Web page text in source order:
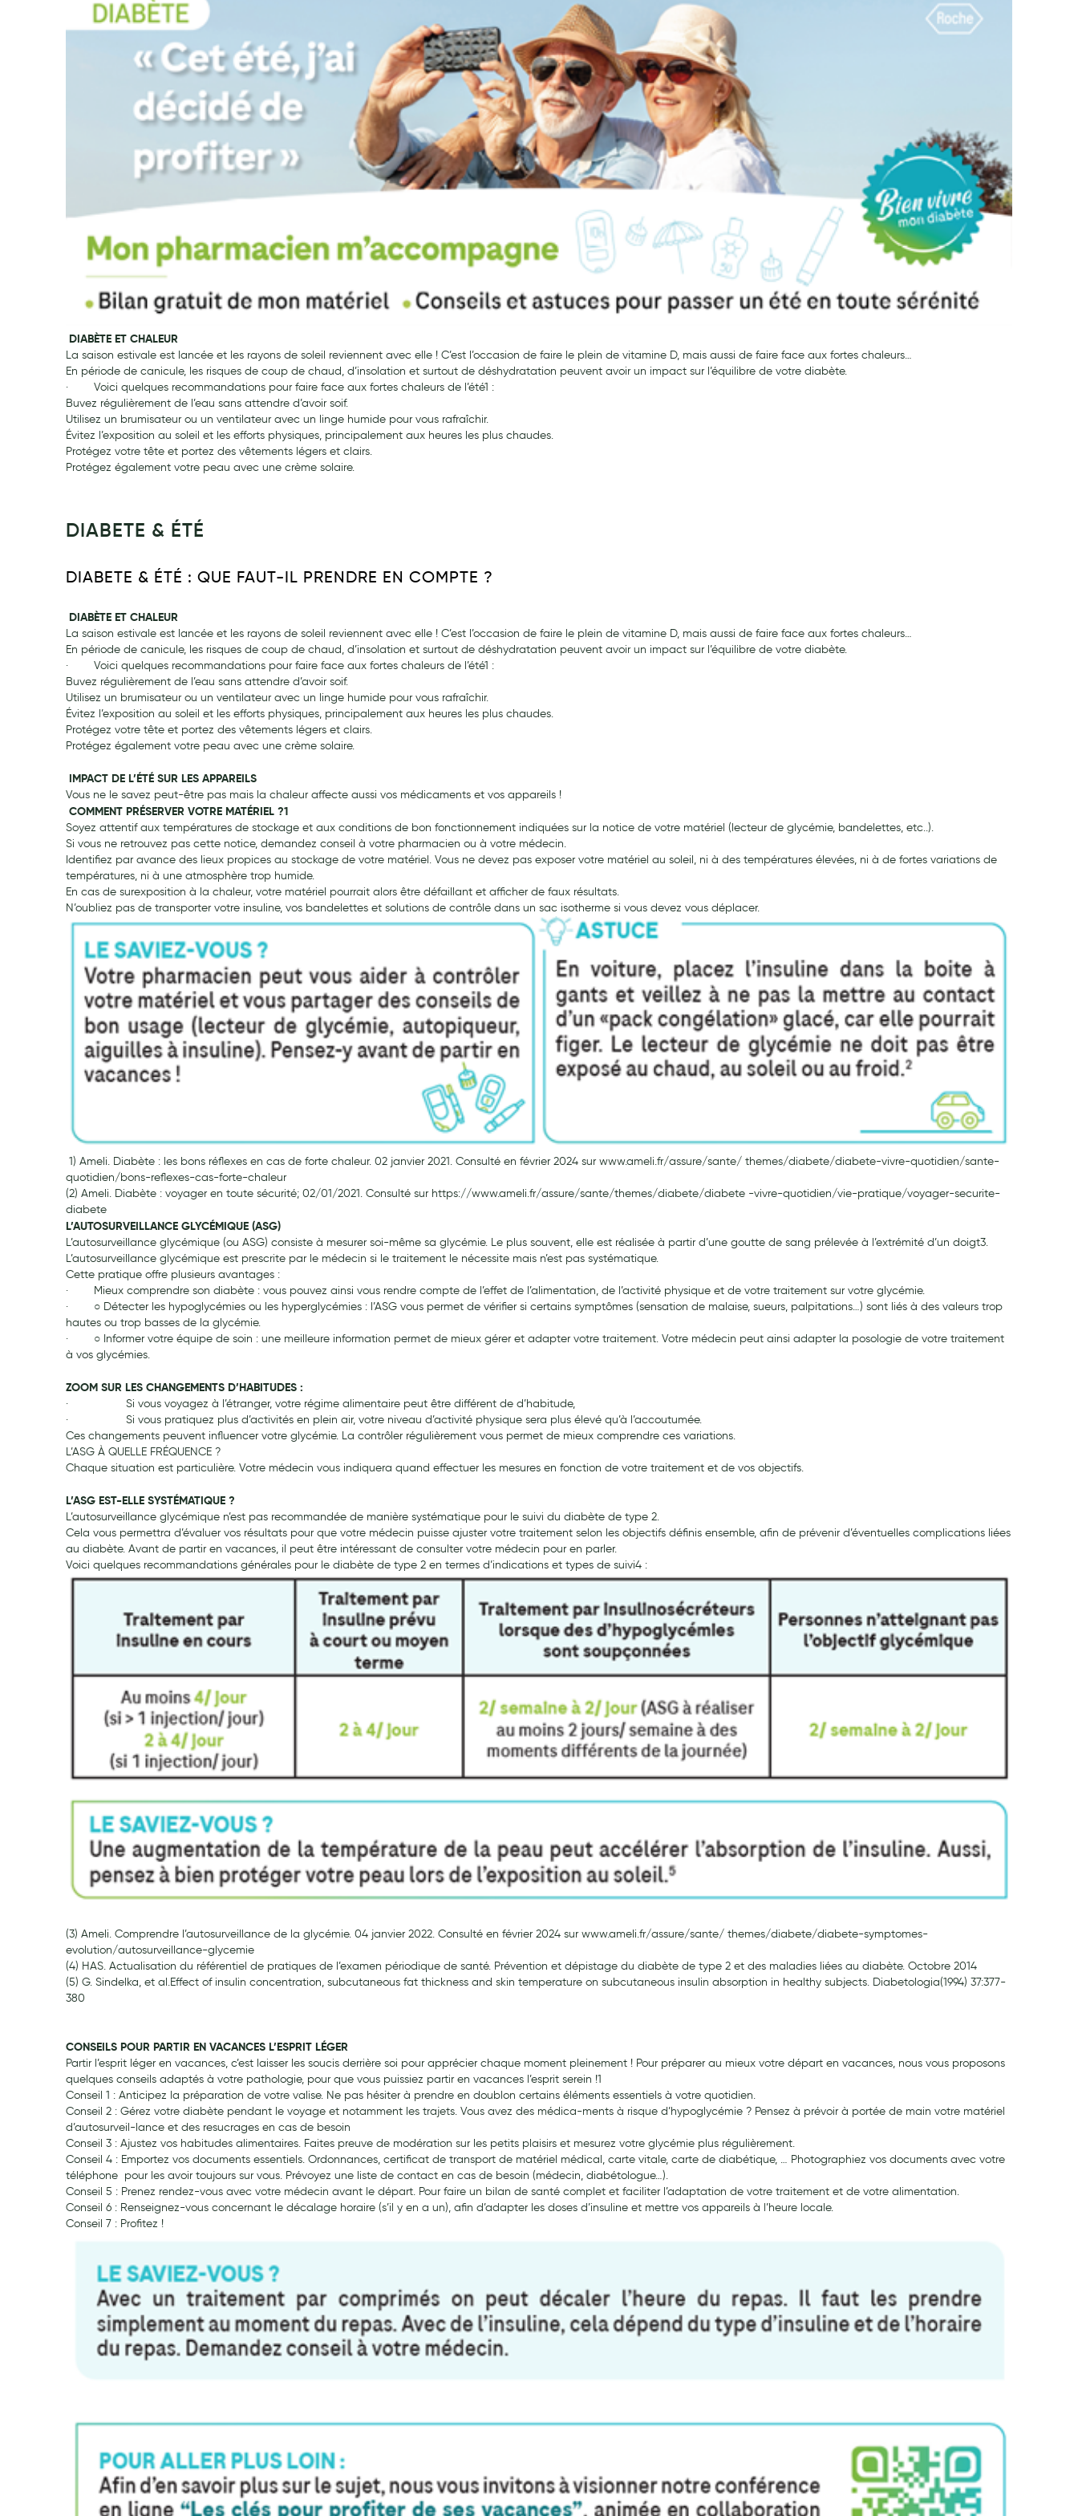
Préservatifs - Gels lubrifiants
Accessoires, coutellerie, brosserie
Parfums et bougies d'ambiance
Biberons et tétines
Toilette du bébé
Accessoires bébé
Soins enfant
Soins maman
Tisanes allaitement et compléments alimentaires
Accessoires maternité
Gammes spécifiques tisanes allaitement et compléments maternité
Phytothérapie
Gemmothérapie
Voies respiratoires
Oligothérapie
Compléments alimentaires
Médicaments et Santé
Premiers soins
Pansements
Antibactériens
Nutrition clinique
Anti-poux
Solaire et moustique
Piqûres insectes
Appareils
Contention veineuse
Contactologie
Accessoires pieds et semelles
Soins ORL
Douleurs articulaires et musculaires
Santé séniors
Incontinence
Ronflement
Autotests
Protections auditives
Lunettes
Piluliers
Matériel medical
Cannes
Chaussures
Prothèses mammaires externes
Médication familiale
Les marques
My Privilege
DIABÈTE ET CHALEUR
La saison estivale est lancée et les rayons de soleil reviennent avec elle ! C’est l’occasion de faire le plein de vitamine D, mais aussi de faire face aux fortes chaleurs…
En période de canicule, les risques de coup de chaud, d’insolation et surtout de déshydratation peuvent avoir un impact sur l’équilibre de votre diabète.
· Voici quelques recommandations pour faire face aux fortes chaleurs de l’été1 :
Buvez régulièrement de l’eau sans attendre d’avoir soif.
Utilisez un brumisateur ou un ventilateur avec un linge humide pour vous rafraîchir.
Évitez l’exposition au soleil et les efforts physiques, principalement aux heures les plus chaudes.
Protégez votre tête et portez des vêtements légers et clairs.
Protégez également votre peau avec une crème solaire.
DIABETE & ÉTÉ
DIABETE & ÉTÉ : QUE FAUT-IL PRENDRE EN COMPTE ?
DIABÈTE ET CHALEUR
La saison estivale est lancée et les rayons de soleil reviennent avec elle ! C’est l’occasion de faire le plein de vitamine D, mais aussi de faire face aux fortes chaleurs…
En période de canicule, les risques de coup de chaud, d’insolation et surtout de déshydratation peuvent avoir un impact sur l’équilibre de votre diabète.
· Voici quelques recommandations pour faire face aux fortes chaleurs de l’été1 :
Buvez régulièrement de l’eau sans attendre d’avoir soif.
Utilisez un brumisateur ou un ventilateur avec un linge humide pour vous rafraîchir.
Évitez l’exposition au soleil et les efforts physiques, principalement aux heures les plus chaudes.
Protégez votre tête et portez des vêtements légers et clairs.
Protégez également votre peau avec une crème solaire.
IMPACT DE L’ÉTÉ SUR LES APPAREILS
Vous ne le savez peut-être pas mais la chaleur affecte aussi vos médicaments et vos appareils !
COMMENT PRÉSERVER VOTRE MATÉRIEL ?1
Soyez attentif aux températures de stockage et aux conditions de bon fonctionnement indiquées sur la notice de votre matériel (lecteur de glycémie, bandelettes, etc..).
Si vous ne retrouvez pas cette notice, demandez conseil à votre pharmacien ou à votre médecin.
Identifiez par avance des lieux propices au stockage de votre matériel. Vous ne devez pas exposer votre matériel au soleil, ni à des températures élevées, ni à de fortes variations de
températures, ni à une atmosphère trop humide.
En cas de surexposition à la chaleur, votre matériel pourrait alors être défaillant et afficher de faux résultats.
N’oubliez pas de transporter votre insuline, vos bandelettes et solutions de contrôle dans un sac isotherme si vous devez vous déplacer.
1) Ameli. Diabète : les bons réflexes en cas de forte chaleur. 02 janvier 2021. Consulté en février 2024 sur www.ameli.fr/assure/sante/ themes/diabete/diabete-vivre-quotidien/sante-
quotidien/bons-reflexes-cas-forte-chaleur
(2) Ameli. Diabète : voyager en toute sécurité; 02/01/2021. Consulté sur https://www.ameli.fr/assure/sante/themes/diabete/diabete -vivre-quotidien/vie-pratique/voyager-securite-
diabete
L’AUTOSURVEILLANCE GLYCÉMIQUE (ASG)
L’autosurveillance glycémique (ou ASG) consiste à mesurer soi-même sa glycémie. Le plus souvent, elle est réalisée à partir d’une goutte de sang prélevée à l’extrémité d’un doigt3.
L’autosurveillance glycémique est prescrite par le médecin si le traitement le nécessite mais n’est pas systématique.
Cette pratique offre plusieurs avantages :
· Mieux comprendre son diabète : vous pouvez ainsi vous rendre compte de l’effet de l’alimentation, de l’activité physique et de votre traitement sur votre glycémie.
· ○ Détecter les hypoglycémies ou les hyperglycémies : l’ASG vous permet de vérifier si certains symptômes (sensation de malaise, sueurs, palpitations…) sont liés à des valeurs trop
hautes ou trop basses de la glycémie.
· ○ Informer votre équipe de soin : une meilleure information permet de mieux gérer et adapter votre traitement. Votre médecin peut ainsi adapter la posologie de votre traitement
à vos glycémies.
ZOOM SUR LES CHANGEMENTS D’HABITUDES :
· Si vous voyagez à l’étranger, votre régime alimentaire peut être différent de d’habitude,
· Si vous pratiquez plus d’activités en plein air, votre niveau d’activité physique sera plus élevé qu’à l’accoutumée.
Ces changements peuvent influencer votre glycémie. La contrôler régulièrement vous permet de mieux comprendre ces variations.
L’ASG À QUELLE FRÉQUENCE ?
Chaque situation est particulière. Votre médecin vous indiquera quand effectuer les mesures en fonction de votre traitement et de vos objectifs.
L’ASG EST-ELLE SYSTÉMATIQUE ?
L’autosurveillance glycémique n’est pas recommandée de manière systématique pour le suivi du diabète de type 2.
Cela vous permettra d’évaluer vos résultats pour que votre médecin puisse ajuster votre traitement selon les objectifs définis ensemble, afin de prévenir d’éventuelles complications liées
au diabète. Avant de partir en vacances, il peut être intéressant de consulter votre médecin pour en parler.
Voici quelques recommandations générales pour le diabète de type 2 en termes d’indications et types de suivi4 :
(3) Ameli. Comprendre l’autosurveillance de la glycémie. 04 janvier 2022. Consulté en février 2024 sur www.ameli.fr/assure/sante/ themes/diabete/diabete-symptomes-
evolution/autosurveillance-glycemie
(4) HAS. Actualisation du référentiel de pratiques de l’examen périodique de santé. Prévention et dépistage du diabète de type 2 et des maladies liées au diabète. Octobre 2014
(5) G. Sindelka, et al.Effect of insulin concentration, subcutaneous fat thickness and skin temperature on subcutaneous insulin absorp­tion in healthy subjects. Diabetologia(1994) 37:377-
380
CONSEILS POUR PARTIR EN VACANCES L’ESPRIT LÉGER
Partir l’esprit léger en vacances, c’est laisser les soucis derrière soi pour apprécier chaque moment pleinement ! Pour préparer au mieux votre départ en vacances, nous vous proposons
quelques conseils adaptés à votre pathologie, pour que vous puissiez partir en vacances l’esprit serein !1
Conseil 1 : Anticipez la préparation de votre valise. Ne pas hésiter à prendre en doublon certains éléments essentiels à votre quotidien.
Conseil 2 : Gérez votre diabète pendant le voyage et notamment les trajets. Vous avez des médica-ments à risque d’hypoglycémie ? Pensez à prévoir à portée de main votre matériel
d’autosurveil-lance et des resucrages en cas de besoin
Conseil 3 : Ajustez vos habitudes alimentaires. Faites preuve de modération sur les petits plaisirs et mesurez votre glycémie plus régulièrement.
Conseil 4 : Emportez vos documents essentiels. Ordonnances, certificat de transport de matériel médical, carte vitale, carte de diabétique, … Photographiez vos documents avec votre
téléphone pour les avoir toujours sur vous. Prévoyez une liste de contact en cas de besoin (médecin, diabétologue…).
Conseil 5 : Prenez rendez-vous avec votre médecin avant le départ. Pour faire un bilan de santé complet et faciliter l’adaptation de votre traitement et de votre alimentation.
Conseil 6 : Renseignez-vous concernant le décalage horaire (s’il y en a un), afin d’adapter les doses d’insuline et mettre vos appareils à l’heure locale.
Conseil 7 : Profitez !